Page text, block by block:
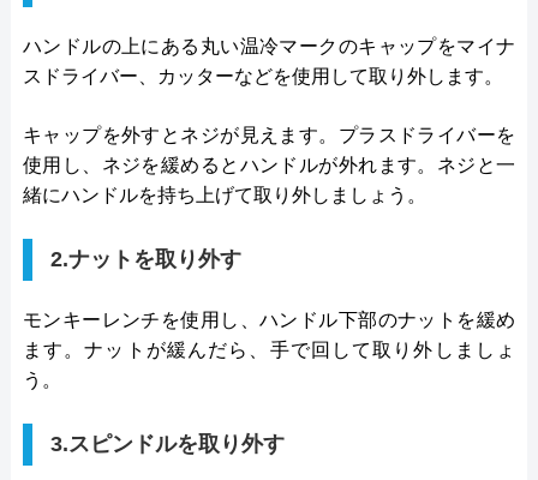
ハンドルの上にある丸い温冷マークのキャップをマイナ
スドライバー、カッターなどを使用して取り外します。
キャップを外すとネジが見えます。プラスドライバーを
使用し、ネジを緩めるとハンドルが外れます。ネジと一
緒にハンドルを持ち上げて取り外しましょう。
2.ナットを取り外す
モンキーレンチを使用し、ハンドル下部のナットを緩め
ます。ナットが緩んだら、手で回して取り外しましょ
う。
3.スピンドルを取り外す